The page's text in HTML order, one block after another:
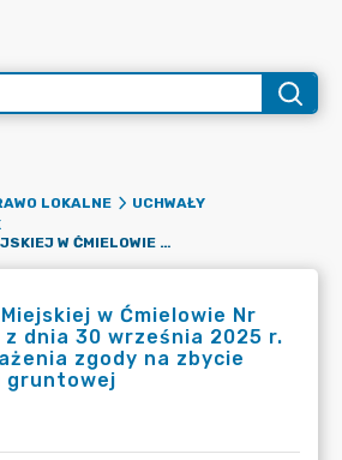
LOKALNE
UCHWAŁY
UCHWAŁA RADY MIEJSKIEJ W ĆMIELOWIE NR XXV/142/2025 Z DNIA 30 WRZEŚNIA 2025 R. W SPRAWIE WYRAŻENIA ZGODY NA ZBYCIE NIERUCHOMOŚCI GRUNTOWEJ
w Ćmielowie Nr
dnia 30 września 2025 r.
zgody na zbycie
gruntowej